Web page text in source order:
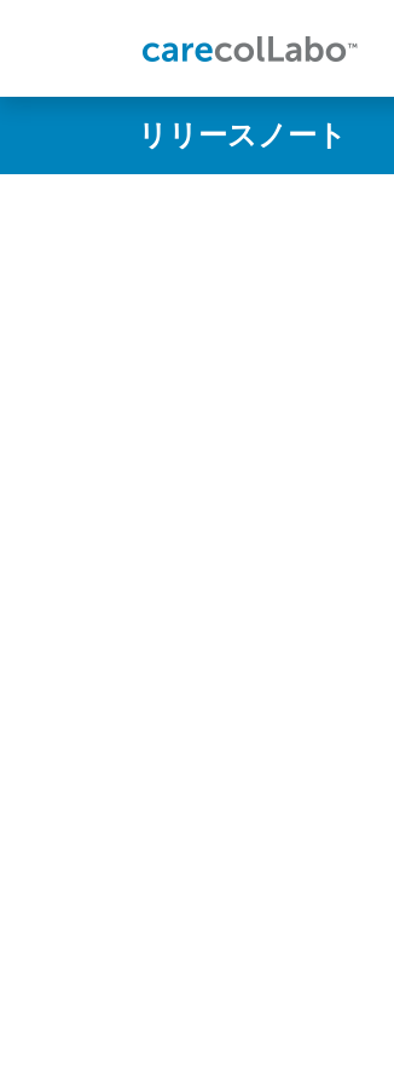
リリースノート